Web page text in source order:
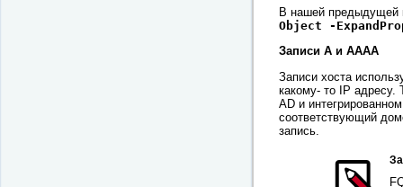
В нашей предыдущей
Object -
Записи A и AAAA
Записи хоста
какому- то IP адресу.
AD и
соответствующий
запись.